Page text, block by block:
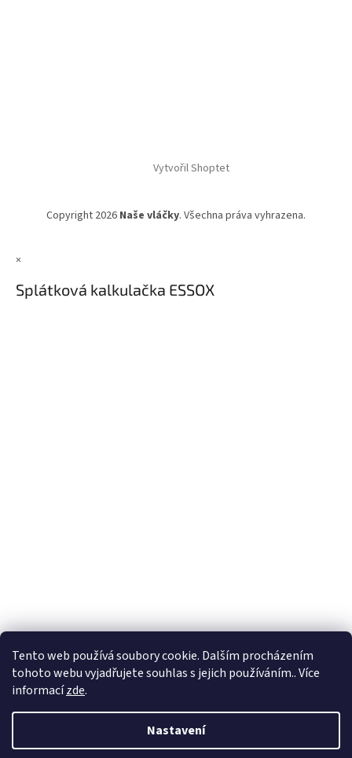
Tento web používá soubory cookie. Dalším procházením
tohoto webu vyjadřujete souhlas s jejich používáním.. Více
informacízde.
Nastavení
Vytvořil Shoptet
Copyright 2026 Naše vláčky. Všechna práva vyhrazena.
×
Splátková kalkulačka ESSOX